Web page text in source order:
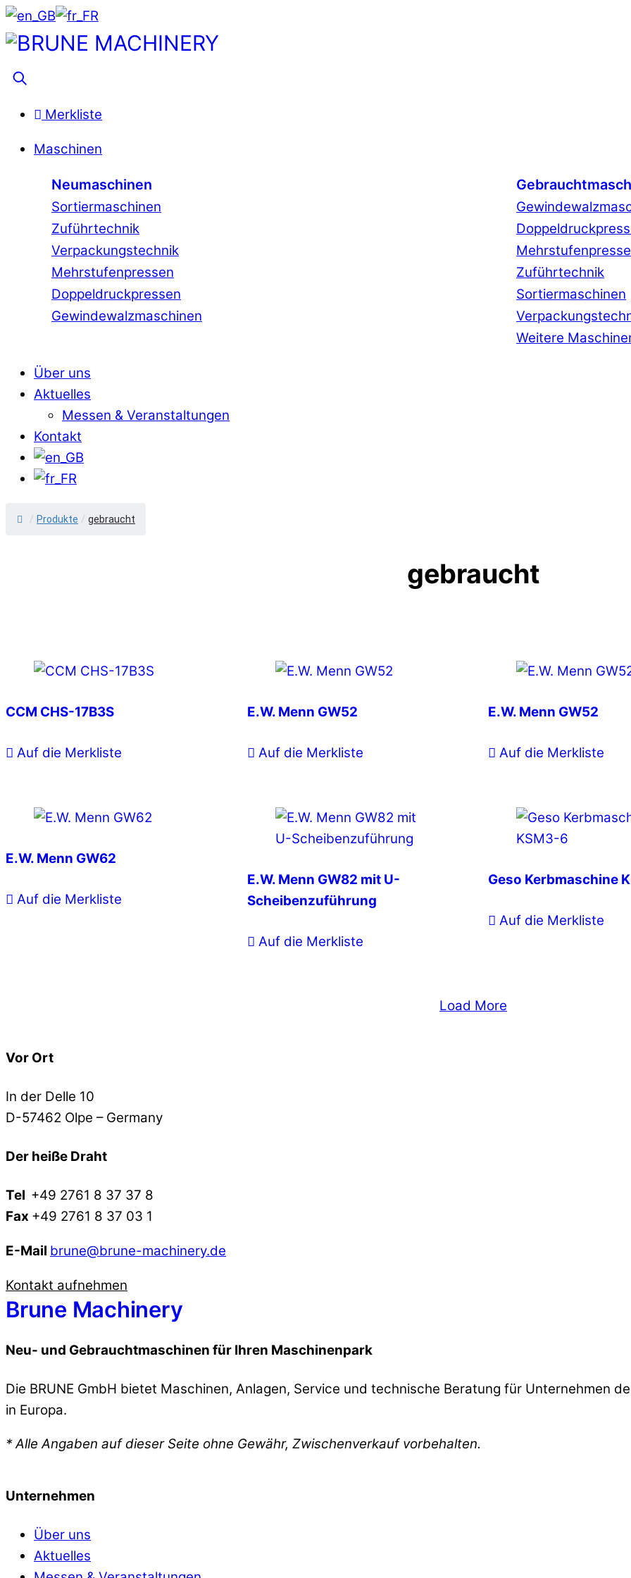
Skip
to
Menu
Merkliste
Maschinen
Neumaschinen
Sortiermaschinen
Zuführtechnik
Verpackungstechnik
Mehrstufenpressen
Doppeldruckpressen
Gewindewalzmaschinen
Zuführtechnik
Sortiermaschinen
Weitere
Über uns
Aktuelles
Messen & Veranstaltungen
Kontakt
/ Produkte / gebraucht
gebraucht
CCM CHS-17B3S
Auf die Merkliste
E.W. Menn GW52
Auf die Merkliste
E.W. Menn GW52
Auf die Merkliste
E.W. Menn GW62
Auf die Merkliste
E.W. Menn GW82 mit U-
Scheibenzuführung
Auf die Merkliste
Geso Kerbmaschine
Auf die Merkliste
Load More
Vor Ort
In der Delle 10
D-57462 Olpe – Germany
Der heiße Draht
Tel +49 2761 8 37 37 8
Fax +49 2761 8 37 03 1
E-Mail brune@brune-machinery.de
Kontakt aufnehmen
Brune Machinery
Neu- und Gebrauchtmaschinen für Ihren Maschinenpark
Die BRUNE GmbH bietet Maschinen, Anlagen, Service und technische Beratung für Unternehmen
in Europa.
* Alle Angaben auf dieser Seite ohne Gewähr, Zwischenverkauf vorbehalten.
Unternehmen
Über uns
Aktuelles